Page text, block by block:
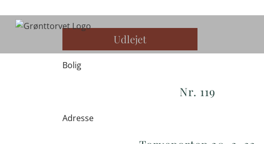
Udlejet
Bolig
Nr. 119
Adresse